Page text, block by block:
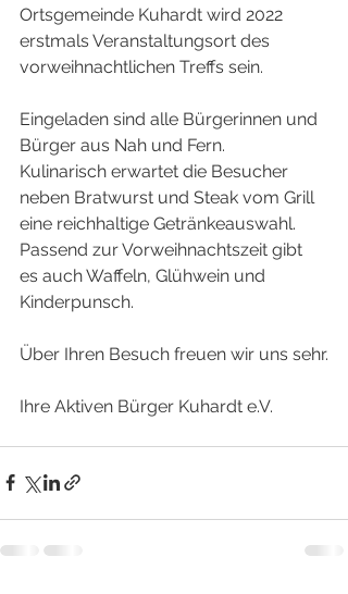
Ortsgemeinde Kuhardt wird 2022
erstmals Veranstaltungsort des
vorweihnachtlichen Treffs sein.
Eingeladen sind alle Bürgerinnen und
Bürger aus Nah und Fern.
Kulinarisch erwartet die Besucher
neben Bratwurst und Steak vom Grill
eine reichhaltige Getränkeauswahl.
Passend zur Vorweihnachtszeit gibt
es auch Waffeln, Glühwein und
Kinderpunsch.
Über Ihren Besuch freuen wir uns sehr.
Ihre Aktiven Bürger Kuhardt e.V.